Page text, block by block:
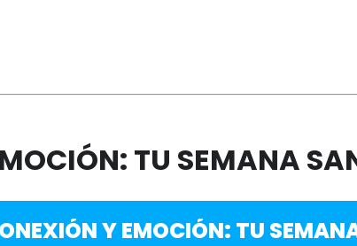
TU SEMANA
Y EMOCIÓN: TU